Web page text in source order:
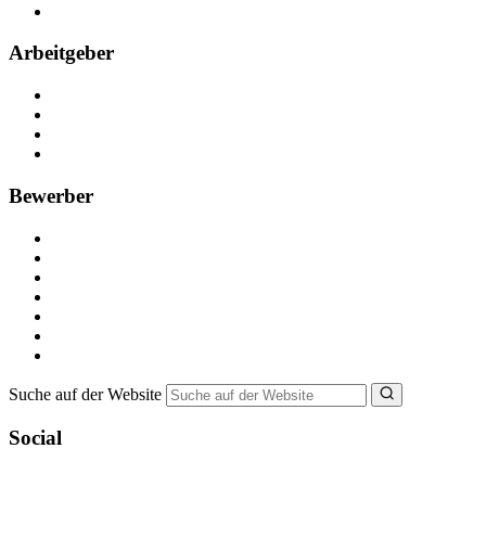
Arbeitgeber
Bewerber
Suche auf der Website
Social